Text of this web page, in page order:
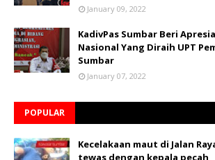
January 09, 2022
KadivPas Sumbar Beri
Nasional Yang Diraih UPT
Sumbar
January 07, 2022
POPULAR
Kecelakaan maut di Jalan
tewas dengan kepala pecah